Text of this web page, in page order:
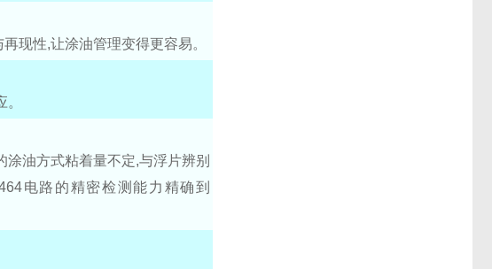
现性,让涂油管理变得更容易。
油方式粘着量不定,与浮片辨别
电路的精密检测能力精确到